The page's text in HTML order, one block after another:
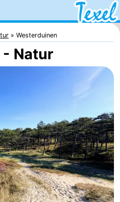
Westerduinen
Natur